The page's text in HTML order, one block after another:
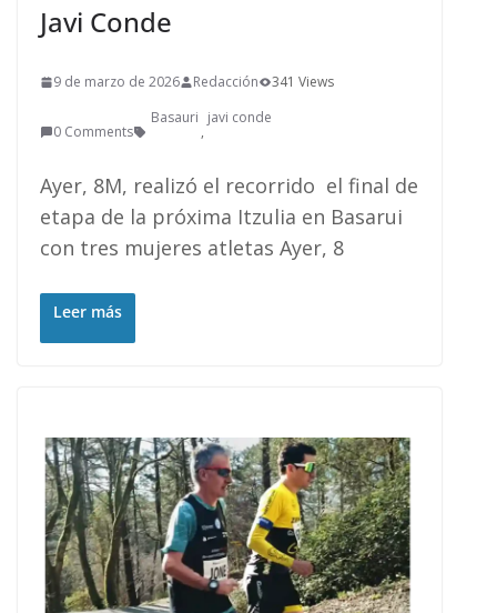
Javi Conde
9 de marzo de 2026 Redacción 341 Views
0 Comments
Basauri
,
javi conde
Ayer, 8M, realizó el recorrido el final de
etapa de la próxima Itzulia en Basarui
con tres mujeres atletas Ayer, 8
Leer más